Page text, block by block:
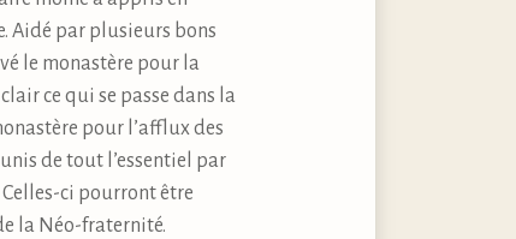
Aidé par plusieurs bons
le monastère pour la
ce qui se passe dans la
pour l’afflux des
de tout l’essentiel par
ci pourront être
la Néo-fraternité.